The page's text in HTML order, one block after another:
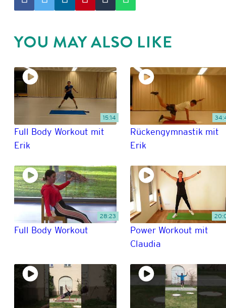
YOU MAY ALSO LIKE
15:14
Full Body Workout mit
Erik
Rückengymnastik mit
Erik
28:23
Full Body Workout
Power Workout mit
Claudia